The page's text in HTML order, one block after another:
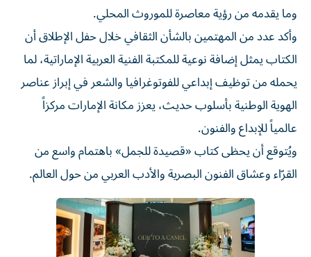
وما يقدمه من رؤية معاصرة للموروث المحلي.
وأكد عدد من المهتمين بالشأن الثقافي خلال حفل الإطلاق أن
الكتاب يمثل إضافة نوعية للمكتبة الفنية العربية الإماراتية، لما
يحمله من توظيف إبداعي للفوتوغرافيا والشعر في إبراز عناصر
الهوية الوطنية بأسلوب حديث، يعزز مكانة الإمارات مركزاً
عالمياً للإبداع والفنون.
ويُتوقع أن يحظى كتاب «قصيدة للجمل» باهتمام واسع من
القرّاء وعشاق الفنون البصرية والأدب العربي من حول العالم.